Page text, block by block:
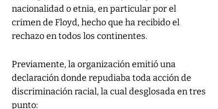
nacionalidad o etnia, en particular por el
crimen de Floyd, hecho que ha recibido el
rechazo en todos los continentes.
Previamente, la organización emitió una
declaración donde repudiaba toda acción de
discriminación racial, la cual desglosada en tres
punto: